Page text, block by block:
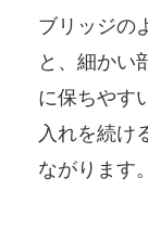
ブリッジの
と、細かい
に保ちやす
入れを続け
ながります。